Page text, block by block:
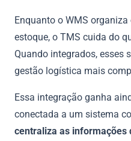
Enquanto o WMS
estoque, o TMS cuida do
Quando integrados, esses
gestão logística mais
Essa integração ganha
conectada a um sistema
centraliza as informações